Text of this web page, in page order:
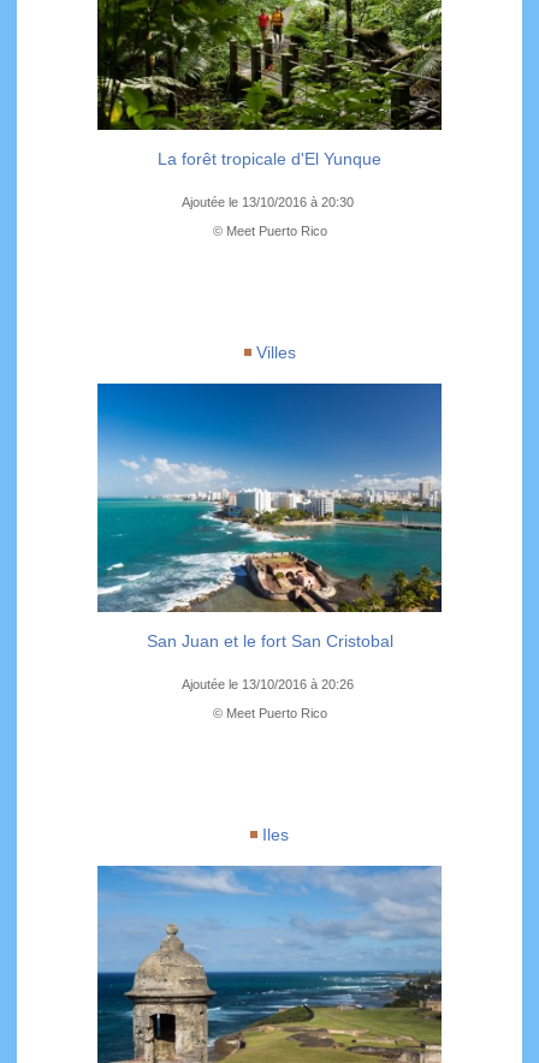
La forêt tropicale d'El Yunque
Ajoutée le 13/10/2016 à 20:30
© Meet Puerto Rico
Villes
San Juan et le fort San Cristobal
Ajoutée le 13/10/2016 à 20:26
© Meet Puerto Rico
Iles